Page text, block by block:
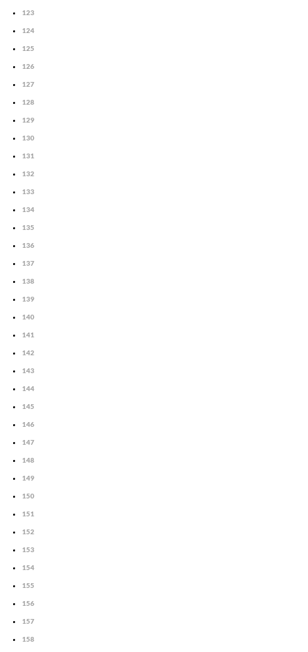
123
124
125
126
127
128
129
130
131
132
133
134
135
136
137
138
139
140
141
142
143
144
145
146
147
148
149
150
151
152
153
154
155
156
157
158